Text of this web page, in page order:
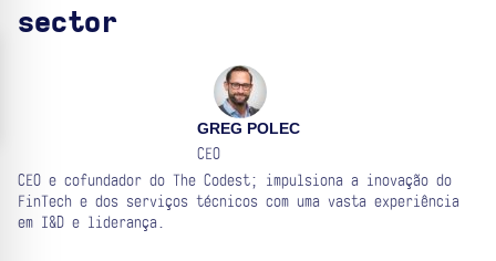
sector
GREG POLEC
CEO
CEO e cofundador do The Codest; impulsiona a inovação do
FinTech e dos serviços técnicos com uma vasta experiência
em I&D e liderança.